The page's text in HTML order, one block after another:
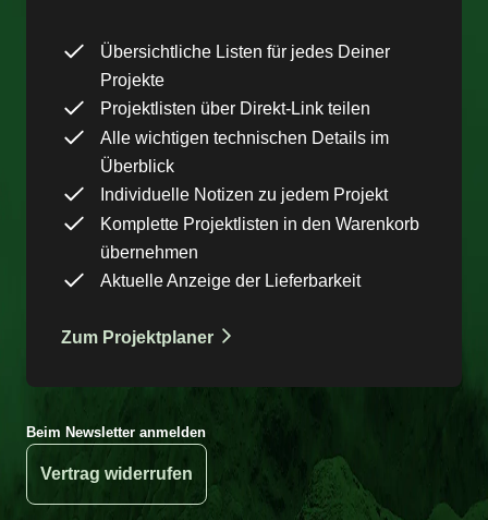
Übersichtliche Listen für jedes Deiner
Projekte
Projektlisten über Direkt-Link teilen
Alle wichtigen technischen Details im
Überblick
Individuelle Notizen zu jedem Projekt
Komplette Projektlisten in den Warenkorb
übernehmen
Aktuelle Anzeige der Lieferbarkeit
Zum Projektplaner
Beim Newsletter anmelden
Vertrag widerrufen